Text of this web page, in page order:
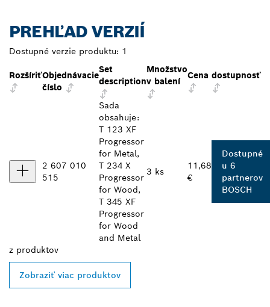
PREHĽAD VERZIÍ
Dostupné verzie produktu: 1
RozšíriťObjednávacie
číslo
Set
description
Množstvo
v balení
Cena dostupnosť
2 607 010
515
Sada
obsahuje:
T 123 XF
Progressor
for Metal,
T 234 X
Progressor
for Wood,
T 345 XF
Progressor
for Wood
and Metal
3 ks
11,68
€
Dostupné
u 6
partnerov
BOSCH
z produktov
Zobraziť viac produktov